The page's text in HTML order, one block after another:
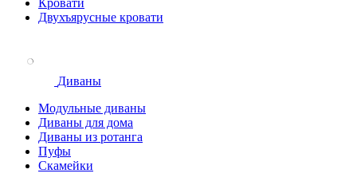
Кровати
Двухъярусные кровати
Диваны
Модульные диваны
Диваны для дома
Диваны из ротанга
Пуфы
Скамейки